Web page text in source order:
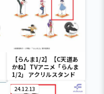
【らんま1/2】【C天道あ
かね】TVアニメ「らんま
1/2」 アクリルスタンド
24.12.13